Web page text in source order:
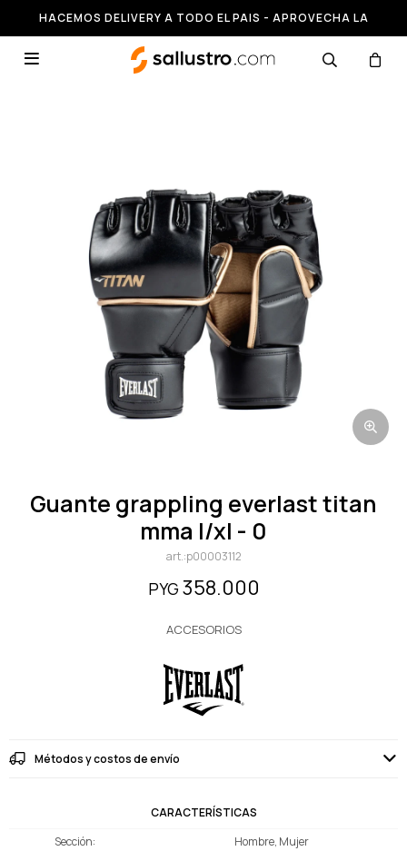
HACEMOS DELIVERY A TODO EL PAIS - APROVECHA LA
RUNNING HASTA 50% OFF

guante grappling everlast titan
mma l/xl - 0
p00003112
PYG 358.000
ACCESORIOS
Métodos y costos de envío
CARACTERÍSTICAS
Sección
Hombre, Mujer